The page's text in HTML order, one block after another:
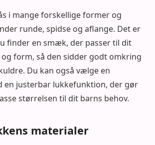
i mange forskellige former og
runde, spidse og aflange. Det er
finder en smæk, der passer til dit
form, så den sidder godt omkring
Du kan også vælge en
en justerbar lukkefunktion, der gør
størrelsen til dit barns behov.
materialer